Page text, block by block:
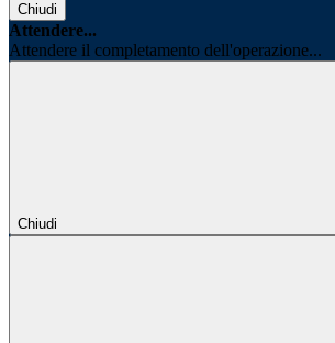
Chiudi
Attendere...
Attendere il completamento dell'operazione...
Chiudi